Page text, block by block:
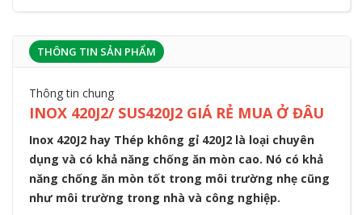
THÔNG TIN SẢN PHẨM
Thông tin chung
INOX 420J2/ SUS420J2 GIÁ RẺ MUA Ở ĐÂU
Inox 420J2 hay Thép không gỉ 420J2 là loại chuyên
dụng và có khả năng chống ăn mòn cao. Nó có khả
năng chống ăn mòn tốt trong môi trường nhẹ cũng
như môi trường trong nhà và công nghiệp.